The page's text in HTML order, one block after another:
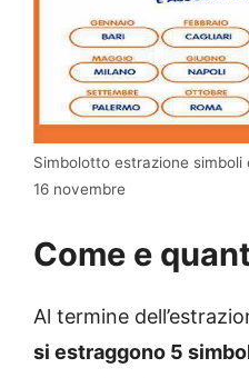
Simbolotto estrazione
16 novembre
Come e
Al termine
si estraggono 5